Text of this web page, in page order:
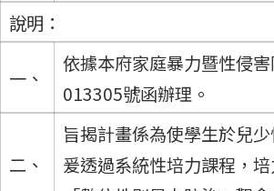
說明：
一、
依據本府家庭暴力暨性侵
013305號函辦理。
二、
旨揭計畫係為使學生於兒
爰透過系統性培力課程，